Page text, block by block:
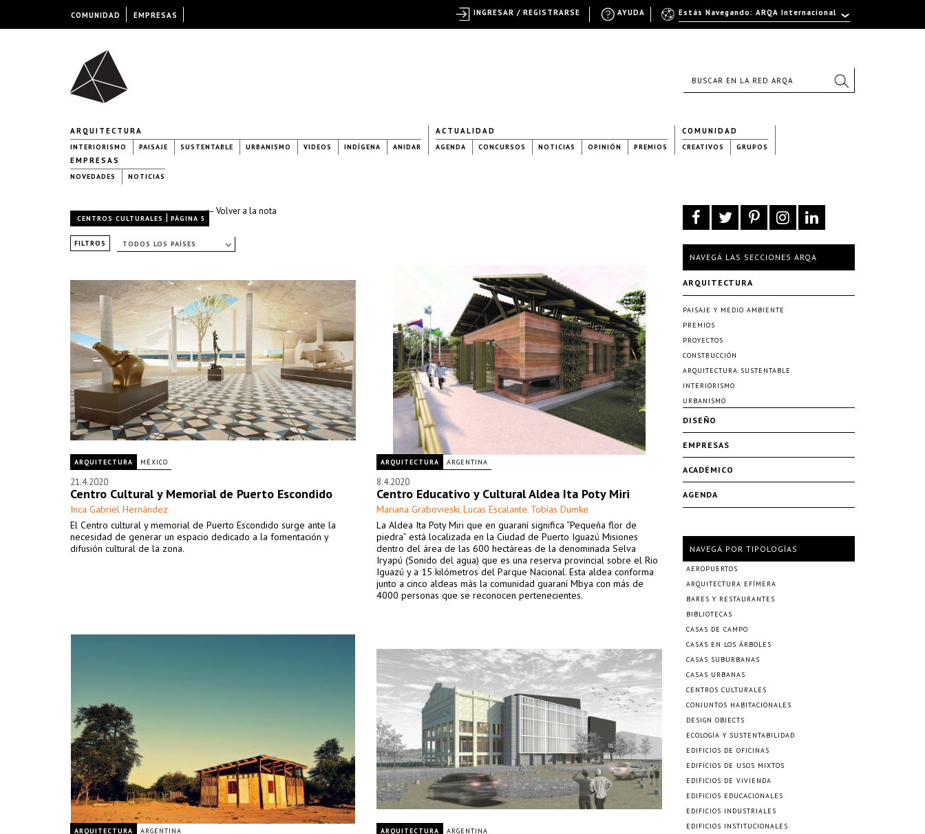
ARQUITECTURA
INTERIORISMO PAISAJE SUSTENTABLE URBANISMO VIDEOS INDÍGENA ANIDAR
ACTUALIDAD
AGENDA CONCURSOS NOTICIAS OPINIÓN PREMIOS
COMUNIDAD
CREATIVOS GRUPOS
EMPRESAS
NOVEDADES NOTICIAS
← Volver a la nota
CENTROS CULTURALES | PÁGINA 5
FILTROS TODOS LOS PAÍSES
ARQUITECTURA MÉXICO
21.4.2020
Centro Cultural y Memorial de Puerto Escondido
Inca Gabriel Hernández
El Centro cultural y memorial de Puerto Escondido surge ante la
necesidad de generar un espacio dedicado a la fomentación y
difusión cultural de la zona.
ARQUITECTURA ARGENTINA
8.4.2020
Centro Educativo y Cultural Aldea Ita Poty Miri
Mariana Grabovieski, Lucas Escalante, Tobías Dumke
La Aldea Ita Poty Miri que en guaraní significa “Pequeña flor de
piedra” está localizada en la Ciudad de Puerto Iguazú Misiones
dentro del área de las 600 hectáreas de la denominada Selva
Iryapú (Sonido del agua) que es una reserva provincial sobre el Rio
Iguazú y a 15 kilómetros del Parque Nacional. Esta aldea conforma
junto a cinco aldeas más la comunidad guaraní Mbya con más de
4000 personas que se reconocen pertenecientes.
ARQUITECTURA ARGENTINA ARQUITECTURA ARGENTINA
NAVEGÁ LAS SECCIONES ARQA
ARQUITECTURA
PAISAJE Y MEDIO AMBIENTE
PREMIOS
PROYECTOS
CONSTRUCCIÓN
ARQUITECTURA SUSTENTABLE
INTERIORISMO
URBANISMO
DISEÑO
EMPRESAS
ACADÉMICO
AGENDA
NAVEGÁ POR TIPOLOGÍAS
AEROPUERTOS
ARQUITECTURA EFÍMERA
BARES Y RESTAURANTES
BIBLIOTECAS
CASAS DE CAMPO
CASAS EN LOS ÁRBOLES
CASAS SUBURBANAS
CASAS URBANAS
CENTROS CULTURALES
CONJUNTOS HABITACIONALES
DESIGN OBJECTS
ECOLOGÍA Y SUSTENTABILIDAD
EDIFICIOS DE OFICINAS
EDIFICIOS DE USOS MIXTOS
EDIFICIOS DE VIVIENDA
EDIFICIOS EDUCACIONALES
EDIFICIOS INDUSTRIALES
EDIFICIOS INSTITUCIONALES
COMUNIDAD EMPRESAS Estás Navegando: ARQA Internacional
AYUDA
INGRESAR / REGISTRARSE